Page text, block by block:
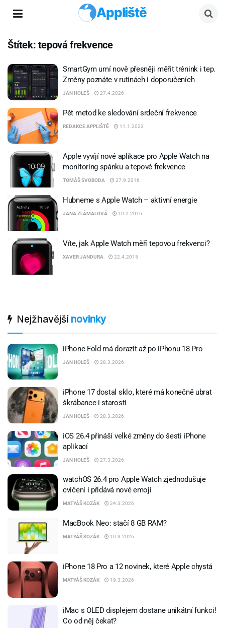
Appliště
Štítek: tepová frekvence
SmartGym umí nově přesněji měřit trénink i tep.
Změny poznáte v rutinách i doporučeních
JAN HOLEŠ 27.4.2026
Pět metod ke sledování srdeční frekvence
REDAKCE APPLIŠTĚ 11.1.2023
Apple vyvíjí nové aplikace pro Apple Watch na
monitoring spánku a tepové frekvence
TOMÁŠ SVOBODA 27.9.2016
Hubneme s Apple Watch – aktivní energie
JANA ZLÁMALOVÁ 10.2.2016
Víte, jak Apple Watch měří tepovou frekvenci?
XAVER JANDURA 22.4.2015
Nejžhavějšínovinky
iPhone Fold má dorazit až po iPhonu 18 Pro
JAN HOLEŠ 28.3.2026
iPhone 17 dostal sklo, které má konečně ubrat
škrábance i starosti
JAN HOLEŠ 28.3.2026
iOS 26.4 přináší velké změny do šesti iPhone
aplikací
JAN HOLEŠ 27.3.2026
watchOS 26.4 pro Apple Watch zjednodušuje
cvičení i přidává nové emoji
MATYÁŠ KOZÁK 24.3.2026
MacBook Neo: stačí 8 GB RAM?
MATYÁŠ KOZÁK 10.3.2026
iPhone 18 Pro a 12 novinek, které Apple chystá
MATYÁŠ KOZÁK 19.3.2026
iMac s OLED displejem dostane unikátní funkci!
Co od něj čekat?